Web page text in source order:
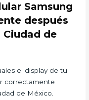
Samsung
después
Ciudad de
el display de tu
correctamente
de México.